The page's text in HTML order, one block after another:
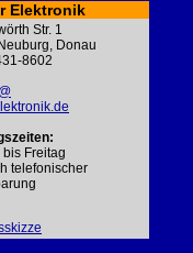
Elektronik
Str. 1
Donau
8602
bis Freitag
telefonischer